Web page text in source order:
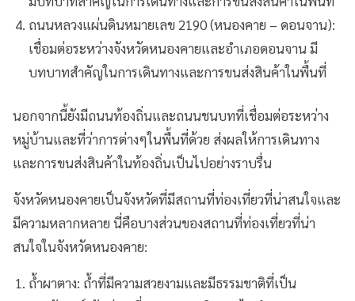
ถนนหลวงแผ่นดินหมายเลข 2190 (หนองคาย – ดอนจาน):
เชื่อมต่อระหว่างจังหวัดหนองคายและอำเภอดอนจาน มี
บทบาทสำคัญในการเดินทางและการขนส่งสินค้าในพื้นที่
นอกจากนี้ยังมีถนนท้องถิ่นและถนนชนบทที่เชื่อมต่อระหว่าง
หมู่บ้านและที่ว่าการต่างๆในพื้นที่ด้วย ส่งผลให้การเดินทาง
และการขนส่งสินค้าในท้องถิ่นเป็นไปอย่างราบรื่น
จังหวัดหนองคายเป็นจังหวัดที่มีสถานที่ท่องเที่ยวที่น่าสนใจและ
มีความหลากหลาย นี่คือบางส่วนของสถานที่ท่องเที่ยวที่น่า
สนใจในจังหวัดหนองคาย:
ถ้ำผาตาง: ถ้ำที่มีความสวยงามและมีธรรมชาติที่เป็น